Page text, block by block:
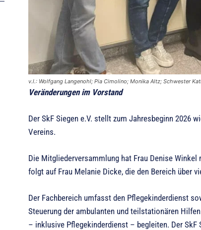
v.l.: Wolfgang Langenohl; Pia Cimolino; Monika Altz; Schwester
Veränderungen im Vorstand
Der SkF Siegen e.V. stellt zum Jahresbeginn 2026
Vereins.
Die Mitgliederversammlung hat Frau Denise
folgt auf Frau Melanie Dicke, die den Bereich über
Der Fachbereich umfasst den Pflegekinderdienst
Steuerung der ambulanten und teilstationären
– inklusive Pflegekinderdienst – begleiten. Der